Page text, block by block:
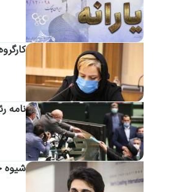
نامه
شیوه